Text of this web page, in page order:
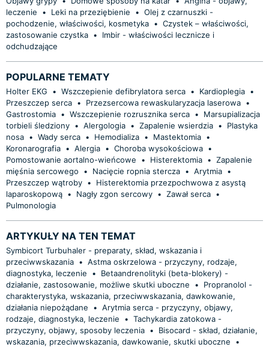
leczenie
• Leki na przeziębienie • Olej z czarnuszki -
pochodzenie, właściwości, kosmetyka • Czystek – właściwości,
zastosowanie czystka •
Imbir - właściwości lecznicze i
odchudzające
POPULARNE TEMATY
Holter EKG • Wszczepienie defibrylatora serca • Kardioplegia •
Przeszczep serca • Przezsercowa rewaskularyzacja laserowa •
Gastrostomia • Wszczepienie rozrusznika serca •
Marsupializacja
torbieli śledziony • Alergologia • Zapalenie wsierdzia •
Plastyka
nosa • Wady serca • Hemodializa • Mastektomia •
Koronarografia • Alergia • Choroba wysokościowa •
Pomostowanie aortalno-wieńcowe
• Histerektomia • Zapalenie
mięśnia sercowego
• Nacięcie ropnia stercza • Arytmia •
Przeszczep wątroby •
Histerektomia przezpochwowa z asystą
laparoskopową • Nagły zgon sercowy • Zawał serca •
Pulmonologia
ARTYKUŁY NA TEN TEMAT
Symbicort Turbuhaler - preparaty, skład, wskazania i
przeciwwskazania • Astma oskrzelowa - przyczyny, rodzaje,
diagnostyka, leczenie
•
Betaandrenolityki (beta-blokery) -
działanie, zastosowanie, możliwe skutki uboczne
•
Propranolol -
charakterystyka, wskazania, przeciwwskazania, dawkowanie,
działania niepożądane
• Arytmia serca - przyczyny, objawy,
rodzaje, diagnostyka, leczenie
• Tachykardia zatokowa -
przyczyny, objawy, sposoby leczenia •
Bisocard - skład, działanie,
wskazania, przeciwwskazania, dawkowanie, skutki uboczne
•